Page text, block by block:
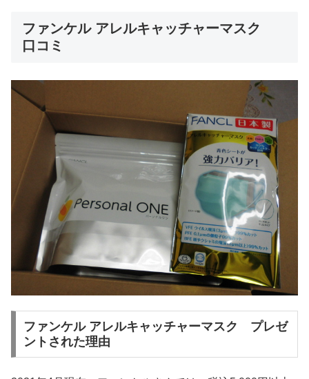
ファンケル アレルキャッチャーマスク
口コミ
ファンケル アレルキャッチャーマスク プレゼ
ントされた理由